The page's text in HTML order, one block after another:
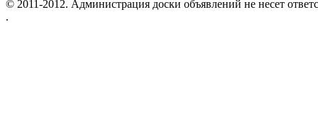
© 2011-2012. Администрация доски объявлений не несет
.